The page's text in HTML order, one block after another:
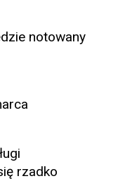
notowany
rzadko